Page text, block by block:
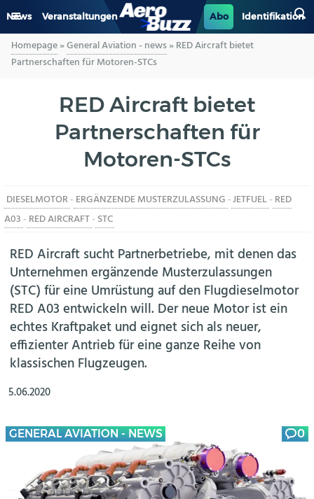
News Veranstaltungen Abo Identifikation
GENERAL AVIATION
LUFTVERKEHR
INDUSTRIE
BERUFE
AERO-KULTUR
Homepage»General Aviation - news»RED Aircraft bietet
Partnerschaften für Motoren-STCs
RED Aircraft bietet
Partnerschaften für
Motoren-STCs
DIESELMOTOR- ERGÄNZENDE MUSTERZULASSUNG -JETFUEL- RED
A03 - RED AIRCRAFT- STC
RED Aircraft sucht Partnerbetriebe, mit denen das
Unternehmen ergänzende Musterzulassungen
(STC) für eine Umrüstung auf den Flugdieselmotor
RED A03 entwickeln will. Der neue Motor ist ein
echtes Kraftpaket und eignet sich als neuer,
effizienter Antrieb für eine ganze Reihe von
klassischen Flugzeugen.
5.06.2020
GENERAL AVIATION - NEWS 0